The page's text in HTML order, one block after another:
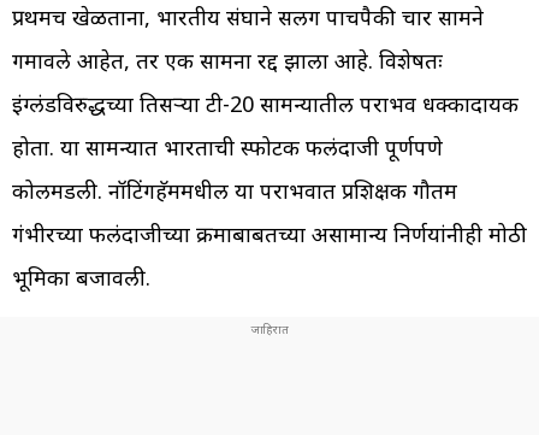
प्रथमच खेळताना, भारतीय संघाने सलग पाचपैकी चार सामने
गमावले आहेत, तर एक सामना रद्द झाला आहे. विशेषतः
इंग्लंडविरुद्धच्या तिसऱ्या टी-20 सामन्यातील पराभव धक्कादायक
होता. या सामन्यात भारताची स्फोटक फलंदाजी पूर्णपणे
कोलमडली. नॉटिंगहॅममधील या पराभवात प्रशिक्षक गौतम
गंभीरच्या फलंदाजीच्या क्रमाबाबतच्या असामान्य निर्णयांनीही मोठी
भूमिका बजावली.